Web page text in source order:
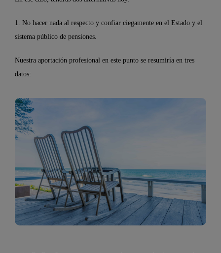
1. No hacer nada al respecto y confiar ciegamente en el Estado y el
sistema público de pensiones.
Nuestra aportación profesional en este punto se resumiría en tres
datos: